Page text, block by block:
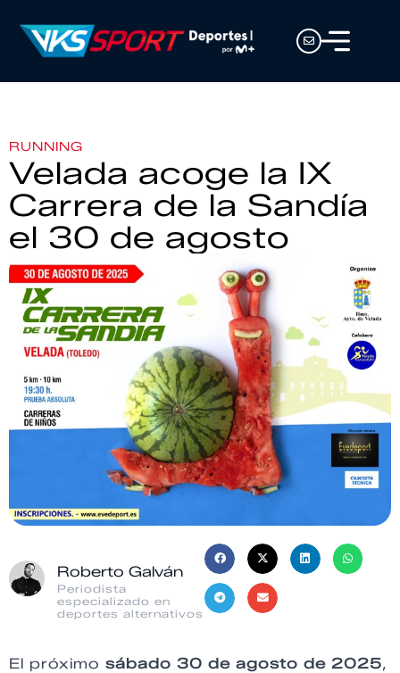
RUNNING
Velada acoge la IX
Carrera de la Sandía
el 30 de agosto
Roberto Galván
Periodista
especializado en
deportes alternativos
El próximo sábado 30 de agosto de 2025,